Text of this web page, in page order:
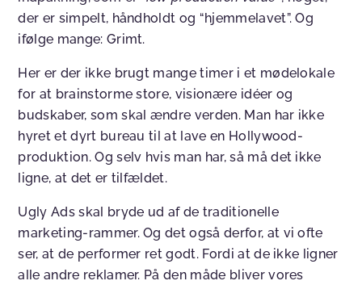
der er simpelt, håndholdt og “hjemmelavet”. Og
ifølge mange: Grimt.
Her er der ikke brugt mange timer i et mødelokale
for at brainstorme store, visionære idéer og
budskaber, som skal ændre verden. Man har ikke
hyret et dyrt bureau til at lave en Hollywood-
produktion. Og selv hvis man har, så må det ikke
ligne, at det er tilfældet.
Ugly Ads skal bryde ud af de traditionelle
marketing-rammer. Og det også derfor, at vi ofte
ser, at de performer ret godt. Fordi at de ikke ligner
alle andre reklamer. På den måde bliver vores